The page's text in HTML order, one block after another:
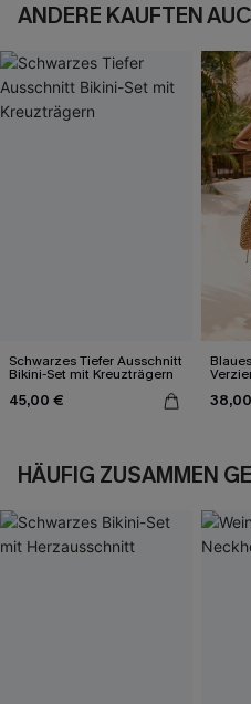
ANDERE KAUFTEN
Schwarzes Tiefer Ausschnitt
Bikini-Set mit Kreuzträgern
45,00 €
HÄUFIG ZUSAMMEN